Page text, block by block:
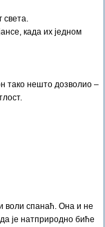
света.
када их једном
тако нешто дозволио –
воли спанаћ. Она и не
је натприродно биће